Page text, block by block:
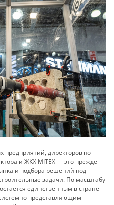
директоров по
и ЖКХ MITEX — это преж­де
и подбора решений под
задачи. По масштабу
единственным в стране
представляющим